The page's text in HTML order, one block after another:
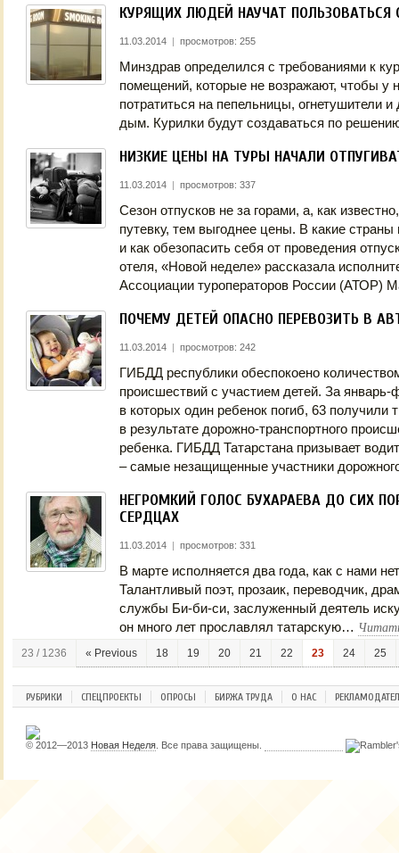
КУРЯЩИХ ЛЮДЕЙ НАУЧАТ ПОЛЬЗОВАТЬСЯ
11.03.2014 | просмотров: 255
Минздрав определился с требованиями к
помещений, которые не возражают, чтобы у
потратиться на пепельницы, огнетушители
дым. Курилки будут создаваться по
НИЗКИЕ ЦЕНЫ НА ТУРЫ НАЧАЛИ
11.03.2014 | просмотров: 337
Сезон отпусков не за горами, а, как
путевку, тем выгоднее цены. В какие
и как обезопасить себя от проведения
отеля, «Новой неделе» рассказала
Ассоциации туроператоров России (АТОР)
ПОЧЕМУ ДЕТЕЙ ОПАСНО ПЕРЕВОЗИТЬ В
11.03.2014 | просмотров: 242
ГИБДД республики обеспокоено
происшествий с участием детей. За
в которых один ребенок погиб, 63
в результате дорожно-транспортного
ребенка. ГИБДД Татарстана призывает
– самые незащищенные участники
НЕГРОМКИЙ ГОЛОС БУХАРАЕВА ДО СИХ
СЕРДЦАХ
11.03.2014 | просмотров: 331
В марте исполняется два года, как с нами
Талантливый поэт, прозаик, переводчик,
службы Би-би-си, заслуженный деятель
он много лет прославлял татарскую…
23 / 1236 « Previous 18 19 20 21 22 23 24 25
РУБРИКИ СПЕЦПРОЕКТЫ ОПРОСЫ БИРЖА ТРУДА О НАС
© 2012—2013 Новая Неделя . Все права защищены.